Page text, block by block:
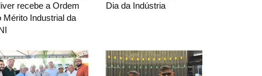
recebe a Ordem
Mérito Industrial da
Dia da Indústria